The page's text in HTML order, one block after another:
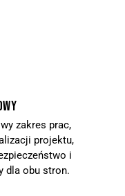
zakres prac,
projektu,
i
dla obu stron.